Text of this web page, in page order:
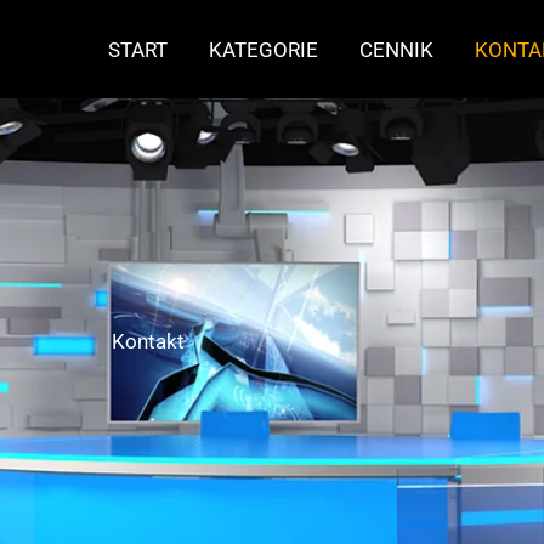
START KATEGORIE CENNIK
Kontakt